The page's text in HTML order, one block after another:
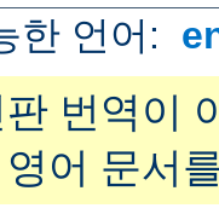
한 언어:
번역이
어 문서